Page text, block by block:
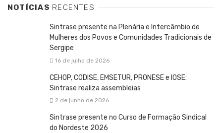
NOTÍCIAS RECENTES
Sintrase presente na Plenária e Intercâmbio de
Mulheres dos Povos e Comunidades Tradicionais de
Sergipe
16 de julho de 2026
CEHOP, CODISE, EMSETUR, PRONESE e IOSE:
Sintrase realiza assembleias
2 de junho de 2026
Sintrase presente no Curso de Formação Sindical
do Nordeste 2026